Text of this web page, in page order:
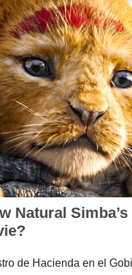
de Hacienda en el